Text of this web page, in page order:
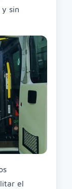
y sin
el